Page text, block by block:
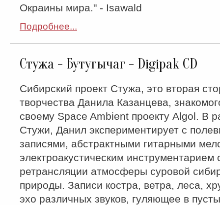
Окраины мира." - Isawald
Подробнее...
Стужа - Бутугычаг - Digipak CD
Сибирский проект Стужа, это вторая
творчества Данила Казанцева,
своему Space Ambient проекту Algol. В
Стужи, Данил экспериментирует с
записями, абстрактными гитарными
электроакустическим инструментарием
ретрансляции атмосферы суровой
природы. Записи костра, ветра, леса,
эхо различных звуков, гуляющее в